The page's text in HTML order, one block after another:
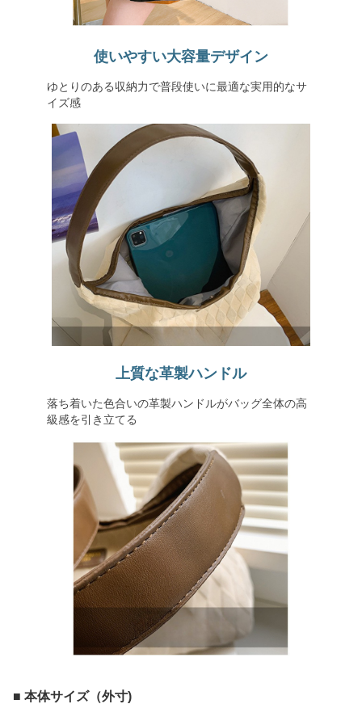
使いやすい大容量デザイン
ゆとりのある収納力で普段使いに最適な実用的なサ
イズ感
上質な革製ハンドル
落ち着いた色合いの革製ハンドルがバッグ全体の高
級感を引き立てる
■ 本体サイズ（外寸)